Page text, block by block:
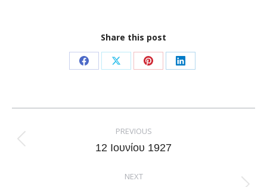
Share this post
Share
Facebook
Share
X
Share
Pinterest
Share
LinkedIn
navigation
PREVIOUS
Previous
12 Ιουνίου 1927
NEXT